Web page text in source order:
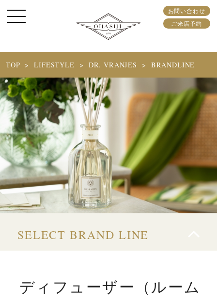
お問い合わせ
ご来店予約
TOP LIFESTYLE DR. VRANJES BRANDLINE
SELECT BRAND LINE
ディフューザー（ルーム